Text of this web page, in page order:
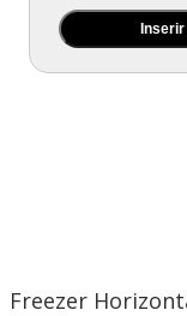
Inserir
Freezer